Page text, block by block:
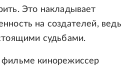
Это накладывает
на создателей, ведь
судьбами.
кинорежиссер